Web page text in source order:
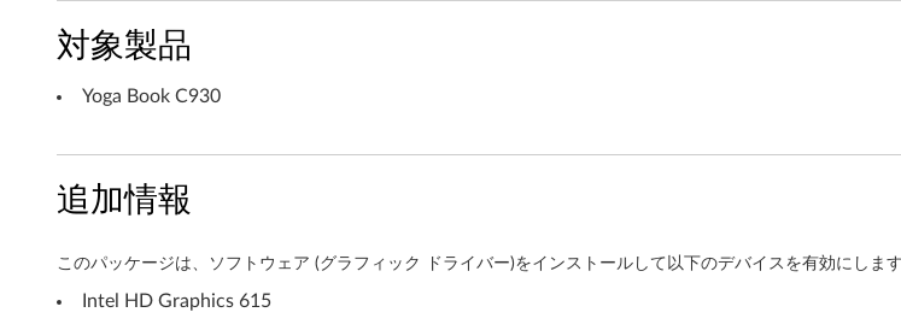
n
d
w
s
1
0
対象製品
Yoga Book C930
追加情報
このパッケージは、ソフトウェア (グラフィック ドライバー)をインストールして以下のデバイスを有効にします
Intel HD Graphics 615